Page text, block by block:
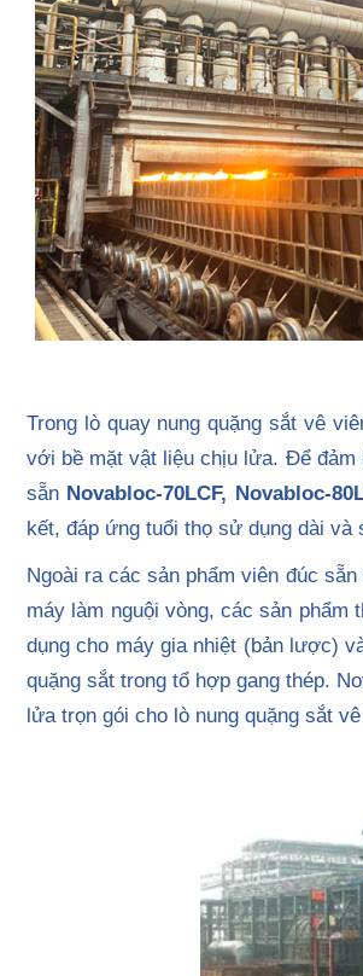
Trong lò quay nung quặng sắt vê
với bề mặt vật liệu chịu lửa. Để đảm
sẵn Novabloc-70LCF, Novabloc-
kết, đáp ứng tuổi thọ sử dụng dài
Ngoài ra các sản phẩm viên đúc
máy làm nguội vòng, các sản phẩm
dụng cho máy gia nhiệt (bản lược)
quặng sắt trong tổ hợp gang thép.
lửa trọn gói cho lò nung quặng sắt